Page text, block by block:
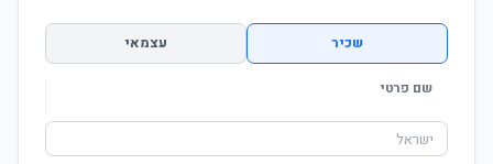
שכיר עצמאי
שם פרטי